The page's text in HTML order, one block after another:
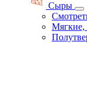
Сыры
Мягкие,